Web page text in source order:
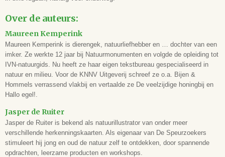
KNNV Uitgeverij
Samenwerking
-
Druk
1e
Uitvoering
uitvouwkaart, gelamineerd en waterafstotend
Aantal bladzijden
Formaat
10 x 21 cm
ISBN
9789050118446
Over de auteurs:
Maureen Kemperink
Maureen Kemperink is dierengek, natuurliefhebber en … dochter van een
imker. Ze werkte 12 jaar bij Natuurmonumenten en volgde de opleiding tot
IVN-natuurgids. Nu heeft ze haar eigen tekstbureau gespecialiseerd in
natuur en milieu. Voor de KNNV Uitgeverij schreef ze o.a. Bijen &
Hommels verrassend vlakbij en vertaalde ze De veelzijdige honingbij en
Hallo egel!.
Jasper de Ruiter
Jasper de Ruiter is bekend als natuurillustrator van onder meer
verschillende herkenningskaarten. Als eigenaar van De Speurzoekers
stimuleert hij jong en oud de natuur zelf te ontdekken, door spannende
opdrachten, leerzame producten en workshops.